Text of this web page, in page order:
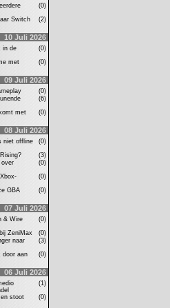
(0)
Switch
(2)
10 Juli 2026
in de
(0)
met
(0)
09 Juli 2026
(0)
(6)
met
(0)
08 Juli 2026
niet offline
(0)
(3)
over
(0)
(0)
GBA
(0)
07 Juli 2026
& Wire
(0)
ZeniMax
(0)
naar
(3)
door aan
(0)
06 Juli 2026
(1)
stoot
(0)